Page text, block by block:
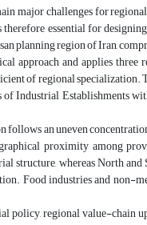
major challenges for
essential for
planning region of Iran,
approach and applies
of regional
Industrial Establishments
an uneven
proximity among
structure, whereas North
Food industries and non-
regional value-chain